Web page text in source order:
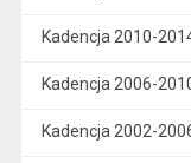
Kadencja 2010-
Kadencja 2006-
Kadencja 2002-